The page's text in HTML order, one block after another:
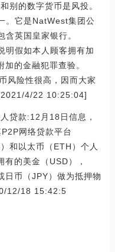
别的数字货币是风投。
。它是NatWest集团公
英国皇家银行。
明假如本人顾客拥有加
的金融犯罪查验。
风险性很高，因而大家
4/22 10:25:04]
贷款:12月18日信息，
网络贷款平台
和以太币（ETH）个人
的美金（USD），
日币（JPY）做为抵押物
12/18 15:42:5